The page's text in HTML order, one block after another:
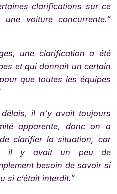
clarifications sur ce
voiture concurrente.”
une clarification a été
et qui donnait un certain
que toutes les équipes
il n’y avait toujours
apparente, donc on a
clarifier la situation, car
il y avait un peu de
besoin de savoir si
si c’était interdit.”